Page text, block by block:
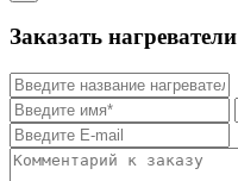
Заказать нагреватели